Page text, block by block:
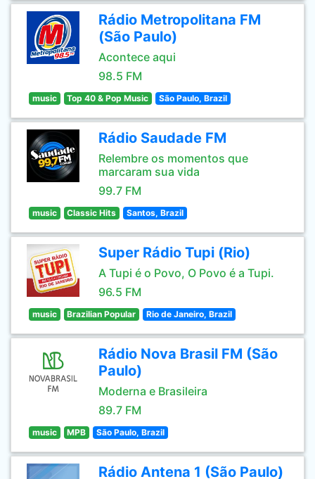
Rádio Metropolitana FM
(São Paulo)
Acontece aqui
98.5 FM
music Top 40 & Pop Music São Paulo, Brazil
Rádio Saudade FM
Relembre os momentos que
marcaram sua vida
99.7 FM
music Classic Hits Santos, Brazil
Super Rádio Tupi (Rio)
A Tupi é o Povo, O Povo é a Tupi.
96.5 FM
music Brazilian Popular Rio de Janeiro, Brazil
Rádio Nova Brasil FM (São
Paulo)
Moderna e Brasileira
89.7 FM
music MPB São Paulo, Brazil
Rádio Antena 1 (São Paulo)